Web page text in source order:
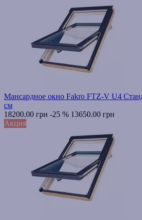
Мансардное окно Fakro FTZ-V U4
см
18200.00 грн -25 % 13650.00 грн
Акция